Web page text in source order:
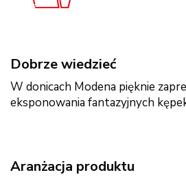
Dobrze wiedzieć
W donicach Modena pięknie
eksponowania fantazyjnych
Aranżacja produktu